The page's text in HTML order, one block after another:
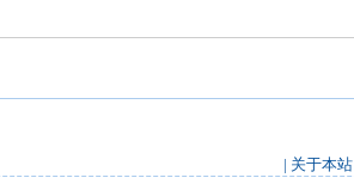
| 关于本站